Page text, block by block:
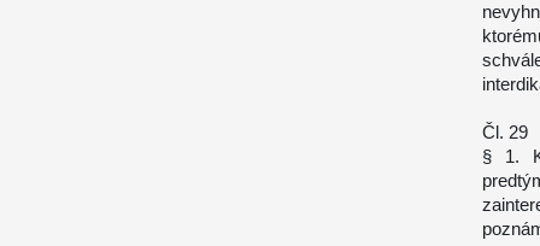
Čl. 29
§ 1.